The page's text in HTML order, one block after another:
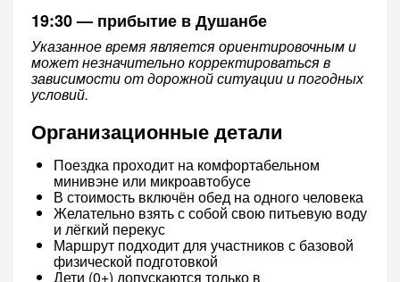
19:30 — прибытие в Душанбе
Указанное время является ориентировочным и
может незначительно корректироваться в
зависимости от дорожной ситуации и погодных
условий.
Организационные детали
Поездка проходит на комфортабельном
минивэне или микроавтобусе
В стоимость включён обед на одного человека
Желательно взять с собой свою питьевую воду
и лёгкий перекус
Маршрут подходит для участников с базовой
физической подготовкой
Дети (0+) допускаются только в